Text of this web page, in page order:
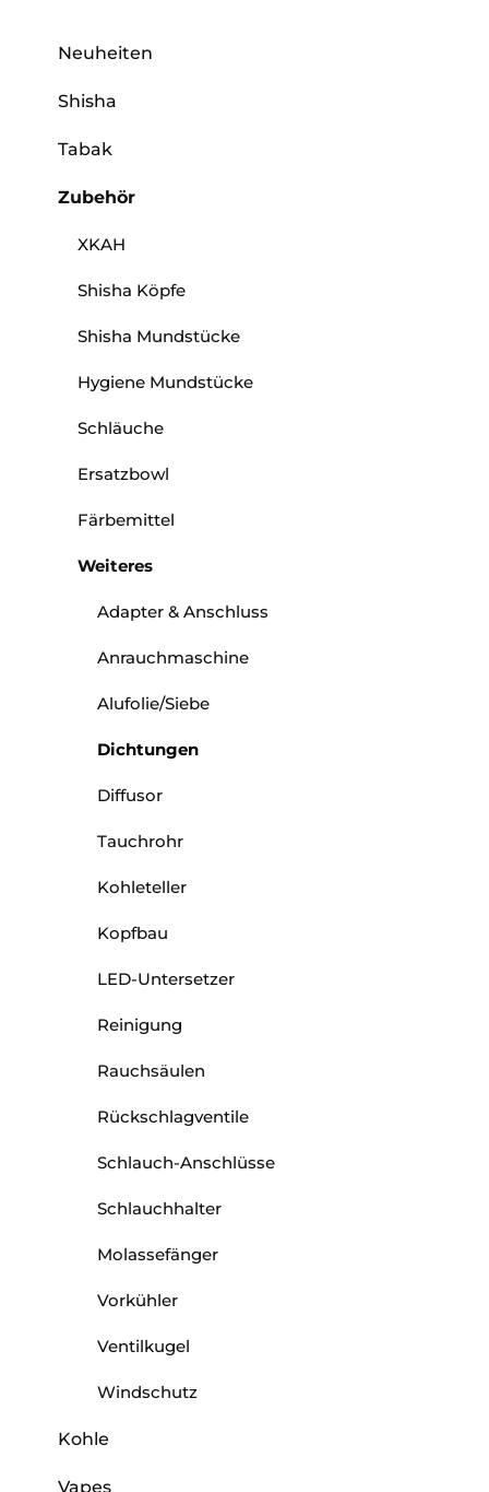
Neuheiten
Shisha
Tabak
Zubehör
XKAH
Shisha Köpfe
Shisha Mundstücke
Hygiene Mundstücke
Schläuche
Ersatzbowl
Färbemittel
Weiteres
Adapter & Anschluss
Anrauchmaschine
Alufolie/Siebe
Dichtungen
Diffusor
Tauchrohr
Kohleteller
Kopfbau
LED-Untersetzer
Reinigung
Rauchsäulen
Rückschlagventile
Schlauch-Anschlüsse
Schlauchhalter
Molassefänger
Vorkühler
Ventilkugel
Windschutz
Kohle
Vapes